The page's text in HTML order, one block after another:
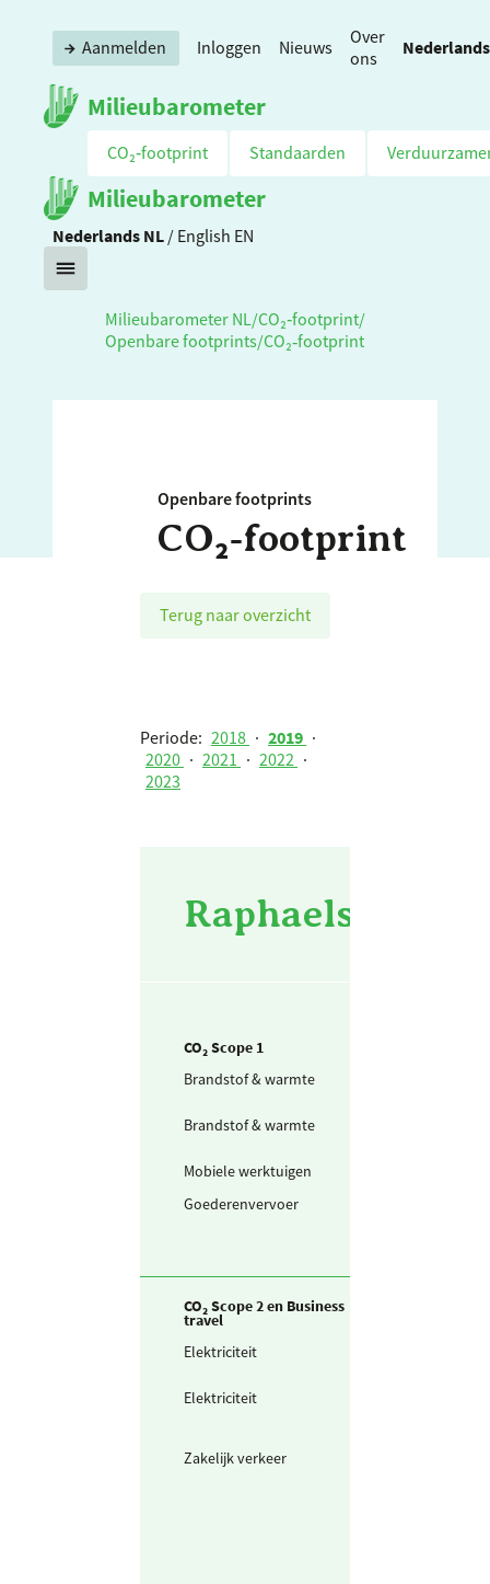
Milieubarometer
Aanmelden Inloggen Nieuws
Over
ons
Nederlands
CO₂‑footprint Standaarden
Milieubarometer
Nederlands NL / English EN
Milieubarometer NL /CO₂‑footprint/
Openbare footprints/CO₂‑footprint
Openbare footprints
CO₂‑footprint
Terug naar overzicht
Periode: 2018 · 2019 ·
2020 · 2021 · 2022 ·
2023
CO₂ Scope 1
Brandstof & warmte
Brandstof & warmte
Mobiele werktuigen
Goederenvervoer
CO₂ Scope 2 en Business
travel
Elektriciteit
Elektriciteit
Zakelijk verkeer